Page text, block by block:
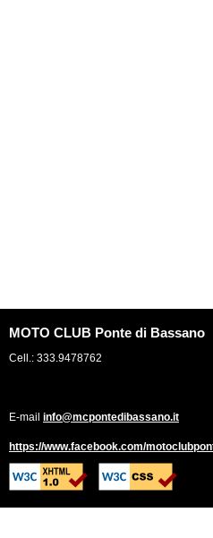
MOTO CLUB Ponte di Bassano
Cell.: 333.9478762
E-mail info@mcpontedibassano.it
https://www.facebook.com/